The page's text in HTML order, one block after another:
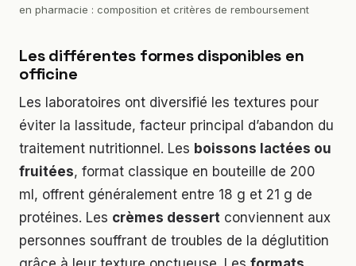
en pharmacie : composition et critères de remboursement
Les différentes formes disponibles en
officine
Les laboratoires ont diversifié les textures pour
éviter la lassitude, facteur principal d’abandon du
traitement nutritionnel. Les boissons lactées ou
fruitées, format classique en bouteille de 200
ml, offrent généralement entre 18 g et 21 g de
protéines. Les crèmes dessert conviennent aux
personnes souffrant de troubles de la déglutition